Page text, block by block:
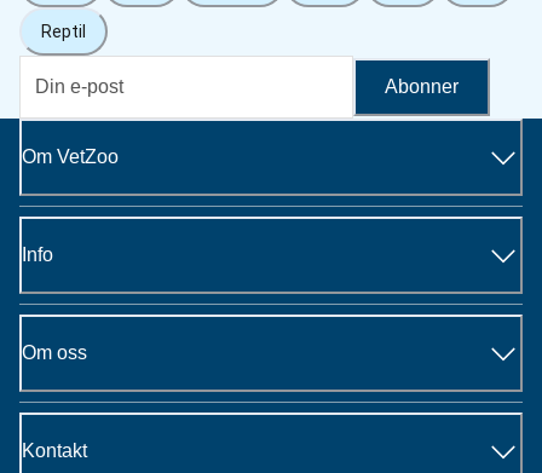
Reptil
Abonner
Om VetZoo
Info
Om oss
Kontakt